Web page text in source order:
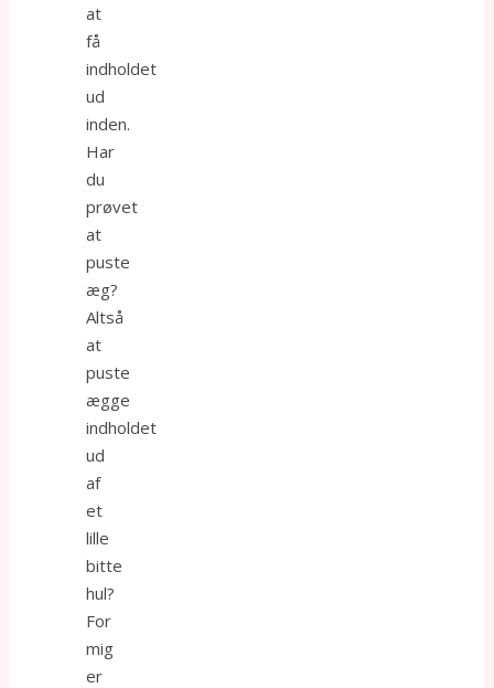
at
få
indholdet
ud
inden.
Har
du
prøvet
at
puste
æg?
Altså
at
puste
ægge
indholdet
ud
af
et
lille
bitte
hul?
For
mig
er